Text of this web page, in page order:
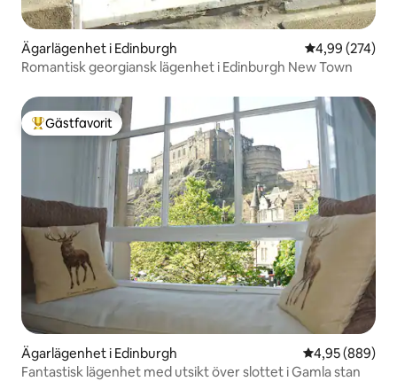
Ägarlägenhet i Edinburgh 4,99 av 5 i
4,99 (274)
Romantisk georgiansk lägenhet i Edinburgh New Town
Populär gästfavorit
Gästfavorit
Ägarlägenhet i Edinburgh 4,95 av 5 i
4,95 (889)
Fantastisk lägenhet med utsikt över slottet i Gamla stan